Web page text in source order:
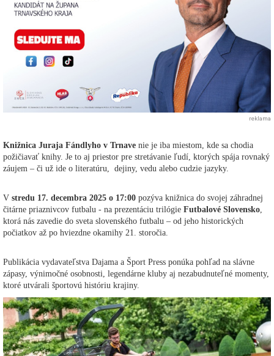
reklama
Knižnica Juraja Fándlyho v Trnave nie je iba miestom, kde sa chodia
požičiavať knihy. Je to aj priestor pre stretávanie ľudí, ktorých spája rovnaký
záujem – či už ide o literatúru, dejiny, vedu alebo cudzie jazyky.
V stredu 17. decembra 2025 o 17:00 pozýva knižnica do svojej záhradnej
čitárne priaznivcov futbalu - na prezentáciu trilógie Futbalové Slovensko,
ktorá nás zavedie do sveta slovenského futbalu – od jeho historických
počiatkov až po hviezdne okamihy 21. storočia.
Publikácia vydavateľstva Dajama a Šport Press ponúka pohľad na slávne
zápasy, výnimočné osobnosti, legendárne kluby aj nezabudnuteľné momenty,
ktoré utvárali športovú históriu krajiny.